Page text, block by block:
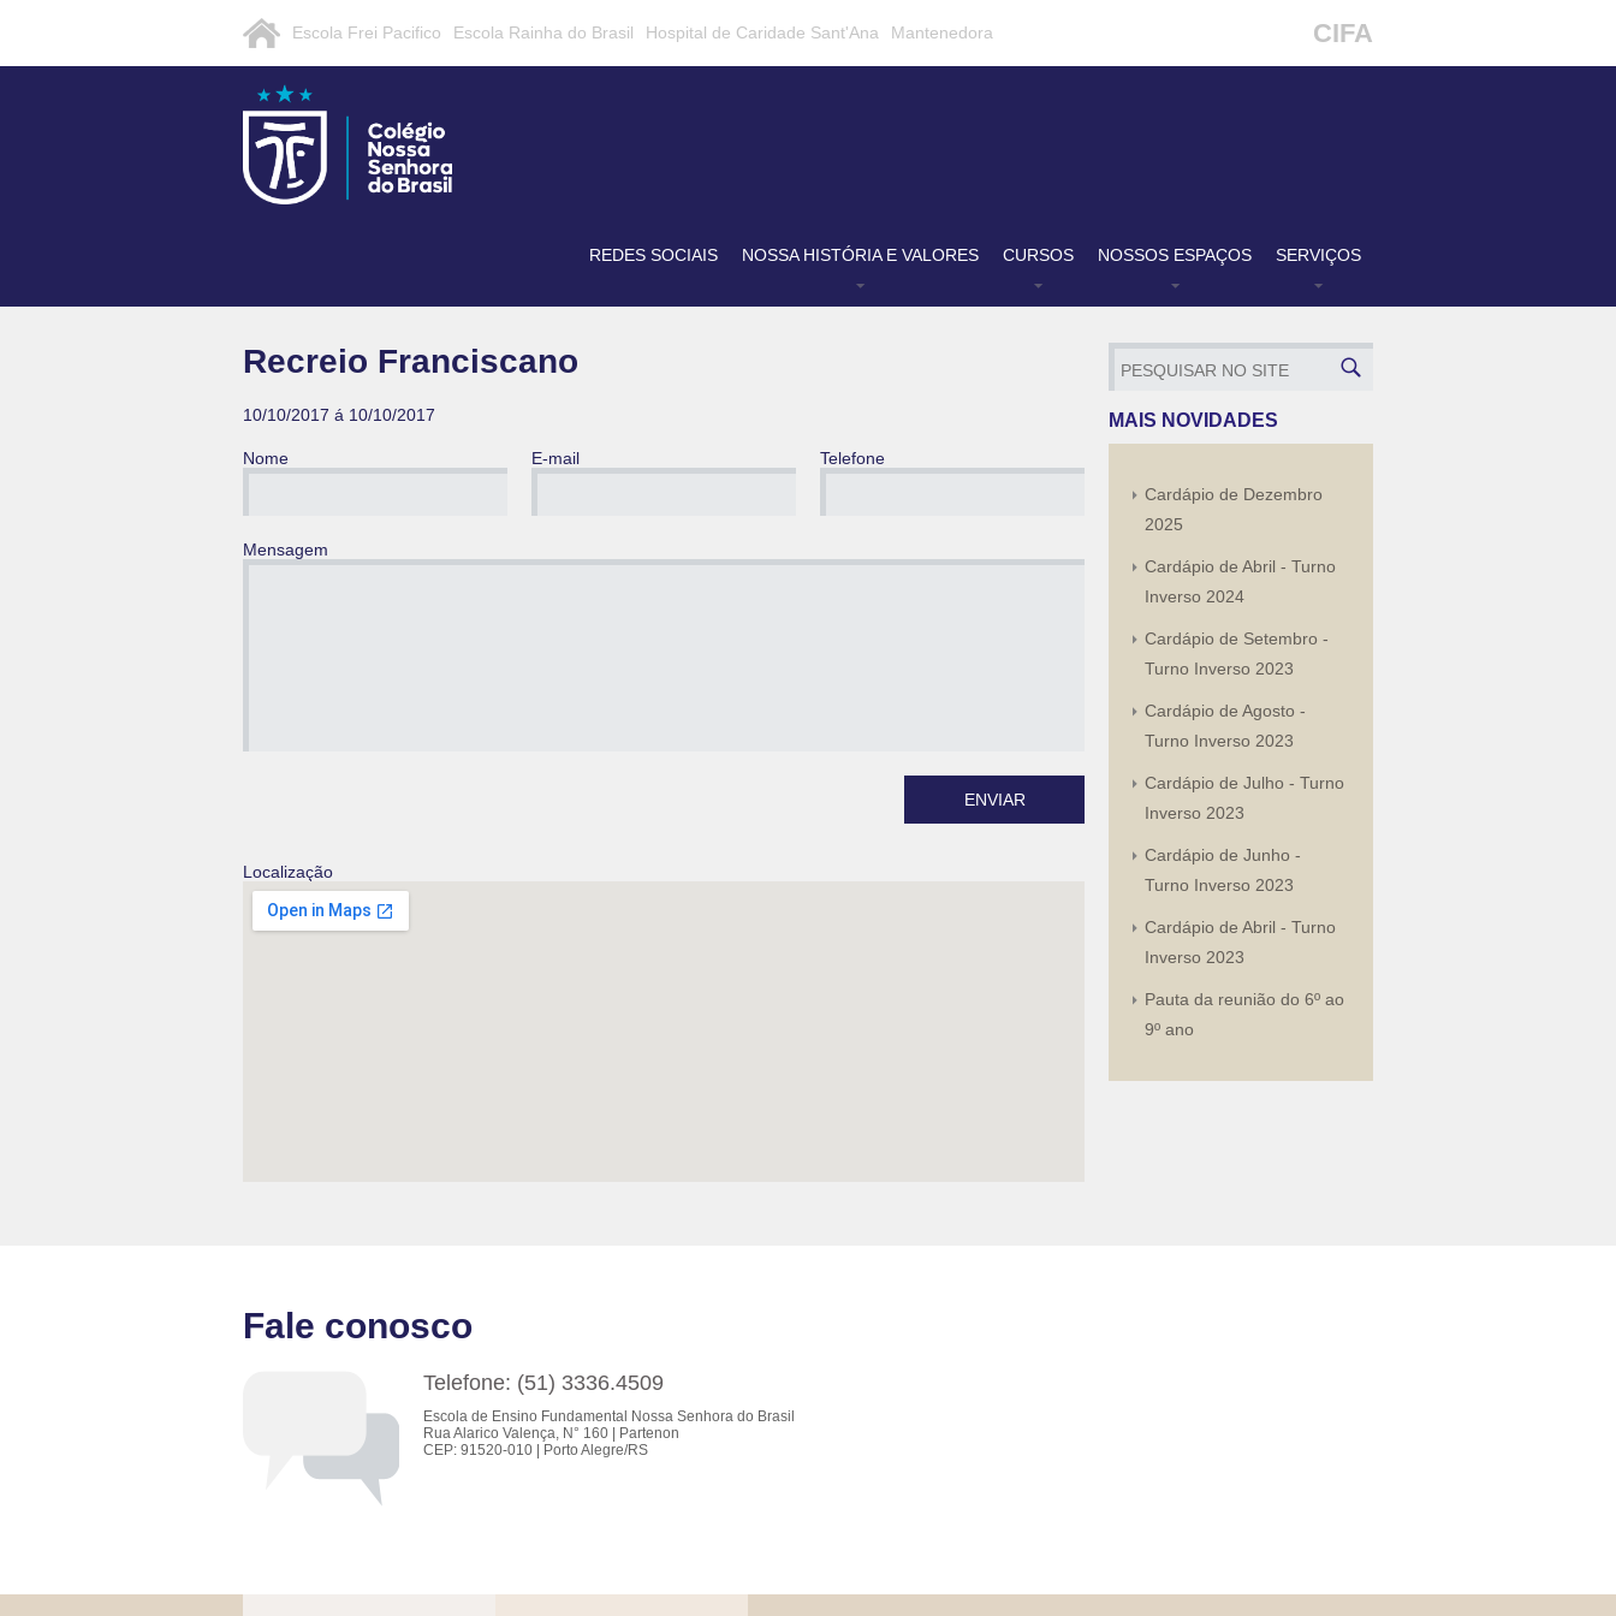
Escola Frei Pacifico Escola Rainha do Brasil Hospital de Caridade Sant'Ana Mantenedora CIFA
REDES SOCIAIS NOSSA HISTÓRIA E VALORES CURSOS NOSSOS ESPAÇOS SERVIÇOS
Recreio Franciscano
10/10/2017 á 10/10/2017
Nome E-mail Telefone
Mensagem
ENVIAR
Localização
MAIS NOVIDADES
Cardápio de Dezembro
2025
Cardápio de Abril - Turno
Inverso 2024
Cardápio de Setembro -
Turno Inverso 2023
Cardápio de Agosto -
Turno Inverso 2023
Cardápio de Julho - Turno
Inverso 2023
Cardápio de Junho -
Turno Inverso 2023
Cardápio de Abril - Turno
Inverso 2023
Pauta da reunião do 6º ao
9º ano
Fale conosco
Telefone: (51) 3336.4509
Escola de Ensino Fundamental Nossa Senhora do Brasil
Rua Alarico Valença, N° 160 | Partenon
CEP: 91520-010 | Porto Alegre/RS